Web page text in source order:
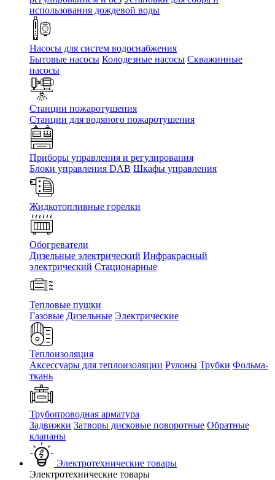
использования дождевой воды
Насосы для систем водоснабжения
Бытовые насосы Колодезные насосы Скважинные
насосы
Станции пожаротушения
Станции для водяного пожаротушения
Приборы управления и регулирования
Блоки управления DAB Шкафы управления
Жидкотопливные горелки
Обогреватели
Дизельные электрический Инфракрасный
электрический Стационарные
Тепловые пушки
Газовые Дизельные Электрические
Теплоизоляция
Аксессуары для теплоизоляции Рулоны Трубки Фольма-
ткань
Трубопроводная арматура
Задвижки Затворы дисковые поворотные Обратные
клапаны
Электротехнические товары
Электротехнические товары